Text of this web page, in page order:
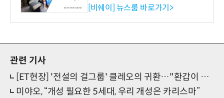
리즈 IR 수신기 출시
[비쉐이] 뉴스룸 바로가기>
관련 기사
[ET현장] '전설의 걸그룹' 클레오의 귀환…"환갑이 돼도 활동하겠다"
미야오, “개성 필요한 5세대, 우리 개성은 카리스마”